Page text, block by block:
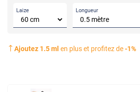
Laize Longueur
Ajoutez 1.5ml en plus et profitez de-1%